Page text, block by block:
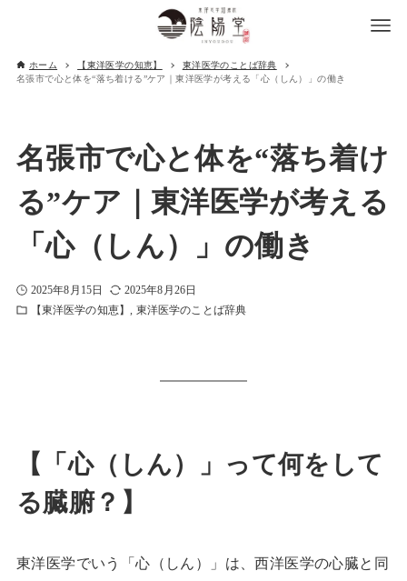
ホーム 【東洋医学の知恵】
東洋医学のことば辞典
名張市で心と体を“落ち着ける”ケア｜東洋医学が考える「心（しん）」の働き
名張市で心と体を“落ち着け
る”ケア｜東洋医学が考える
「心（しん）」の働き
2025年8月15日
2025年8月26日
【東洋医学の知恵】
東洋医学のことば辞典
【「心（しん）」って何をして
る臓腑？】
東洋医学でいう「心（しん）」は、西洋医学の心臓と同